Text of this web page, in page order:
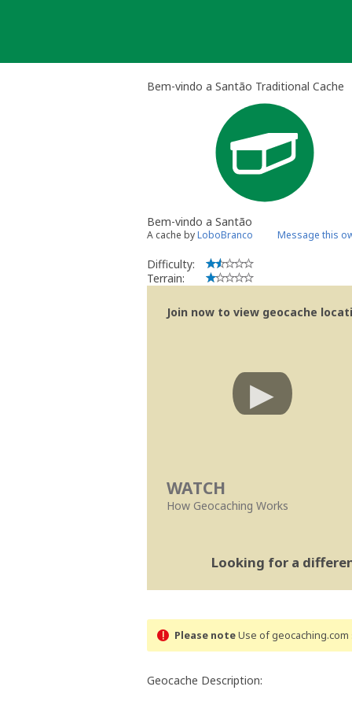
Bem-vindo a Santão Traditional Cache
Bem-vindo a Santão
A cache byLoboBranco Message this
Difficulty:
Terrain:
Join now to view geocache
WATCH
How Geocaching Works
Looking for a
Please noteUse of
Geocache Description: